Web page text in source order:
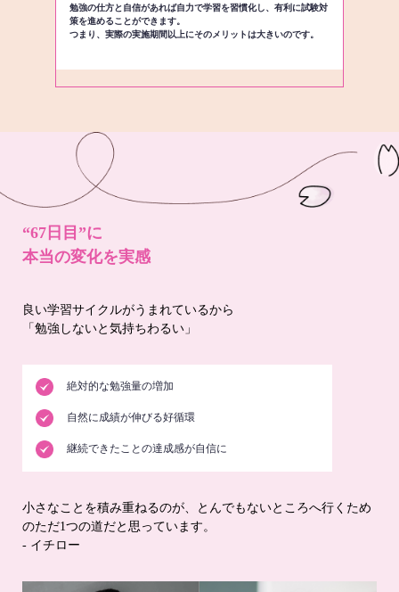
勉強の仕方と自信があれば自力で学習を習慣化し、有利に試験対
策を進めることができます。
つまり、実際の実施期間以上にそのメリットは大きいのです。
“67日目”に
本当の変化を実感
良い学習サイクルがうまれているから
「勉強しないと気持ちわるい」
絶対的な勉強量の増加
自然に成績が伸びる好循環
継続できたことの達成感が自信に
小さなことを積み重ねるのが、とんでもないところへ行くため
のただ1つの道だと思っています。
- イチロー